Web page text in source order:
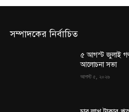
সম্পাদকের নির্বাচিত
৫ আগস্ট জুলাই
আলোচনা সভা
আগস্ট ৫, ২০২৬